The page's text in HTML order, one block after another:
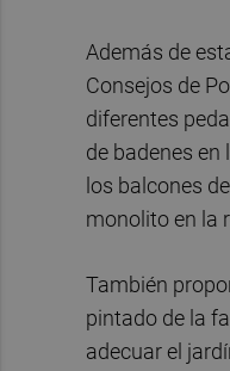
Además de
Consejos de
diferentes
de badenes
los balcones
monolito en la
También
pintado de la
adecuar el